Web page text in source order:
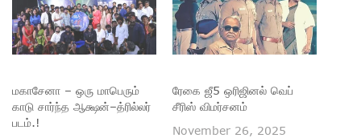
மகாசேனா – ஒரு மாபெரும்
காடு சார்ந்த ஆக்ஷன்–த்ரில்லர்
படம்.!
ரேகை ஜீ5 ஒரிஜினல் வெப்
சீரிஸ் விமர்சனம்
November 26, 2025